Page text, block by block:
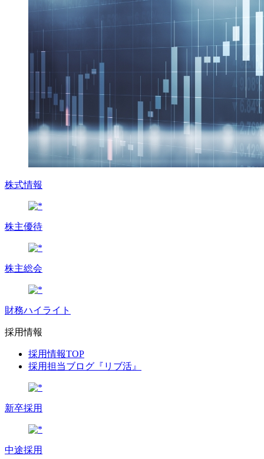
株式情報
株主優待
株主総会
財務ハイライト
採用情報
採用情報TOP
採用担当ブログ『リブ活』
新卒採用
中途採用